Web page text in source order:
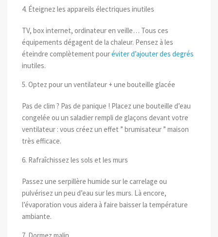
4. Éteignez les appareils électriques inutiles
TV, box internet, ordinateur en veille… Tous ces
équipements dégagent de la chaleur. Pensez à les
éteindre complètement pouréviter d’ajouter des degrés
inutiles.
5. Optez pour un ventilateur + une bouteille glacée
Pas de clim ? Pas de panique ! Placez une bouteille d’eau
congelée ou un saladier rempli de glaçons devant votre
ventilateur : vous créez un effet ” brumisateur ” maison
très efficace.
6. Rafraîchissez les sols et les murs
Passez une serpillère humide sur le carrelage ou
pulvérisez un peu d’eau sur les murs. Là encore,
l’évaporation vous aidera à faire baisser la température
ambiante.
7. Dormez malin